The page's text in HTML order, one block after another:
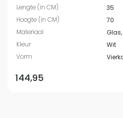
Lengte (in CM)
35
Hoogte (in CM)
70
Materiaal
Kleur
Wit
Vorm
144,95